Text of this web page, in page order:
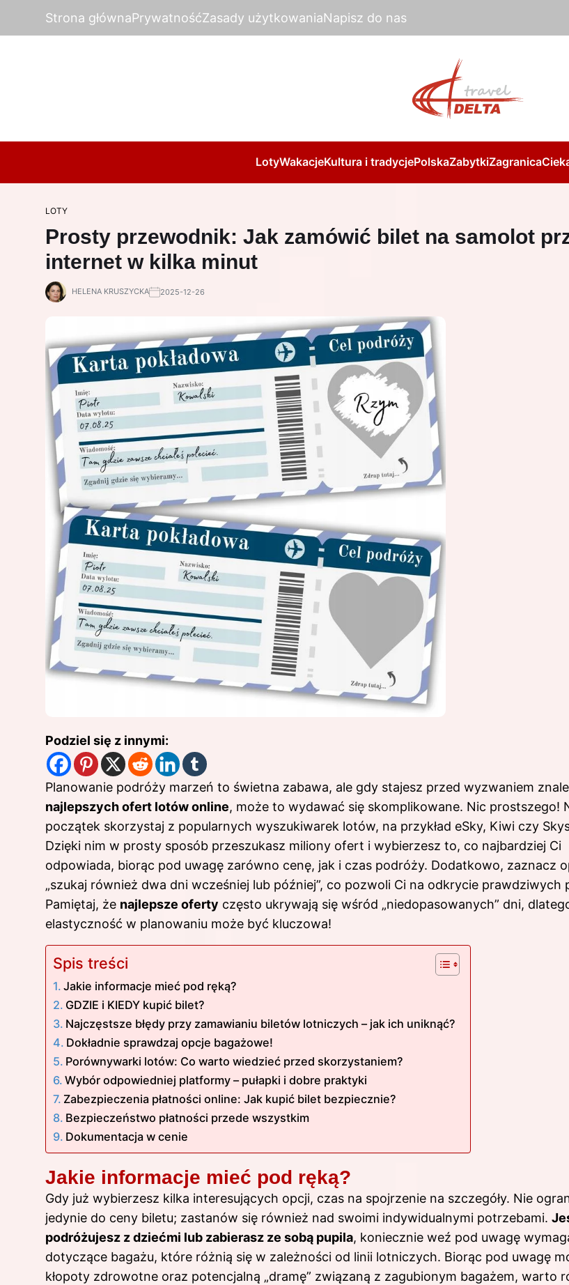
Strona głównaPrywatnośćZasady użytkowaniaNapisz do nas
LotyWakacjeKultura i tradycjePolskaZabytkiZagranica
LOTY
Prosty przewodnik: Jak zamówić bilet na samolot
internet w kilka minut
HELENA KRUSZYCKA 2025-12-26
Podziel się z innymi:
Planowanie podróży marzeń to świetna zabawa, ale gdy stajesz przed wyzwaniem
najlepszych ofert lotów online, może to wydawać się skomplikowane. Nic prostszego!
początek skorzystaj z popularnych wyszukiwarek lotów, na przykład eSky, Kiwi czy
Dzięki nim w prosty sposób przeszukasz miliony ofert i wybierzesz to, co najbardziej Ci
odpowiada, biorąc pod uwagę zarówno cenę, jak i czas podróży. Dodatkowo, zaznacz
„szukaj również dwa dni wcześniej lub później”, co pozwoli Ci na odkrycie prawdziwych
Pamiętaj, że najlepsze oferty często ukrywają się wśród „niedopasowanych” dni,
elastyczność w planowaniu może być kluczowa!
Spis treści
Jakie informacje mieć pod ręką?
GDZIE i KIEDY kupić bilet?
Najczęstsze błędy przy zamawianiu biletów lotniczych – jak ich uniknąć?
Dokładnie sprawdzaj opcje bagażowe!
Porównywarki lotów: Co warto wiedzieć przed skorzystaniem?
Wybór odpowiedniej platformy – pułapki i dobre praktyki
Zabezpieczenia płatności online: Jak kupić bilet bezpiecznie?
Bezpieczeństwo płatności przede wszystkim
Dokumentacja w cenie
Jakie informacje mieć pod ręką?
Gdy już wybierzesz kilka interesujących opcji, czas na spojrzenie na szczegóły. Nie
jedynie do ceny biletu; zastanów się również nad swoimi indywidualnymi potrzebami.
podróżujesz z dziećmi lub zabierasz ze sobą pupila, koniecznie weź pod uwagę
dotyczące bagażu, które różnią się w zależności od linii lotniczych. Biorąc pod uwagę
kłopoty zdrowotne oraz potencjalną „dramę” związaną z zagubionym bagażem, warto